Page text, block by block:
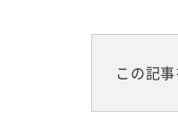
この記